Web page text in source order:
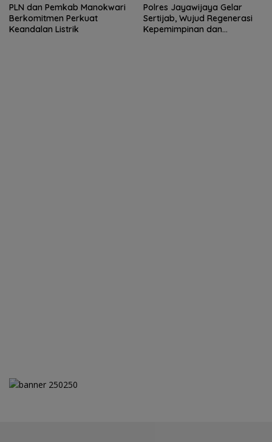
PLN dan Pemkab Manokwari
Berkomitmen Perkuat
Keandalan Listrik
Polres Jayawijaya Gelar
Sertijab, Wujud Regenerasi
Kepemimpinan dan